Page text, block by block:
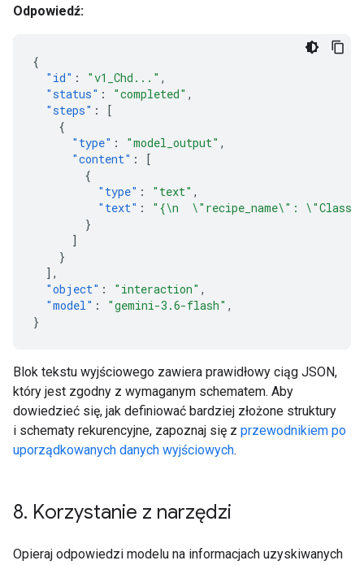
Odpowiedź:
{
"id" : "v1_Chd..." ,
"status" : "completed" ,
"steps" :
[
{
"type" : "model_output" ,
"content" :
[
{
"type" : "text" ,
"text" :
"{\n  \"recipe_name\":
}
]
}
],
"object" : "interaction" ,
"model" : "gemini-3.6-flash" ,
}
Blok tekstu wyjściowego zawiera prawidłowy ciąg JSON,
który jest zgodny z wymaganym schematem. Aby
dowiedzieć się, jak definiować bardziej złożone struktury
i schematy rekurencyjne, zapoznaj się z przewodnikiem po
uporządkowanych danych wyjściowych.
8. Korzystanie z narzędzi
Opieraj odpowiedzi modelu na informacjach uzyskiwanych